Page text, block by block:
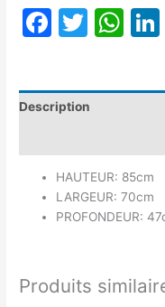
Description
HAUTEUR: 85cm
LARGEUR: 70cm
PROFONDEUR:
Produits